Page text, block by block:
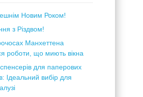
Новим Роком!
з Різдвом!
роботи, що миють вікна
Ідеальний вибір для